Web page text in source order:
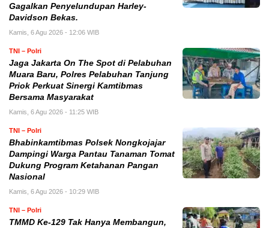
Gagalkan Penyelundupan Harley-
Davidson Bekas.
Kamis, 6 Agu 2026 - 12:06 WIB
TNI – Polri
Jaga Jakarta On The Spot di Pelabuhan
Muara Baru, Polres Pelabuhan Tanjung
Priok Perkuat Sinergi Kamtibmas
Bersama Masyarakat
Kamis, 6 Agu 2026 - 11:25 WIB
TNI – Polri
Bhabinkamtibmas Polsek Nongkojajar
Dampingi Warga Pantau Tanaman Tomat
Dukung Program Ketahanan Pangan
Nasional
Kamis, 6 Agu 2026 - 10:29 WIB
TNI – Polri
TMMD Ke-129 Tak Hanya Membangun,